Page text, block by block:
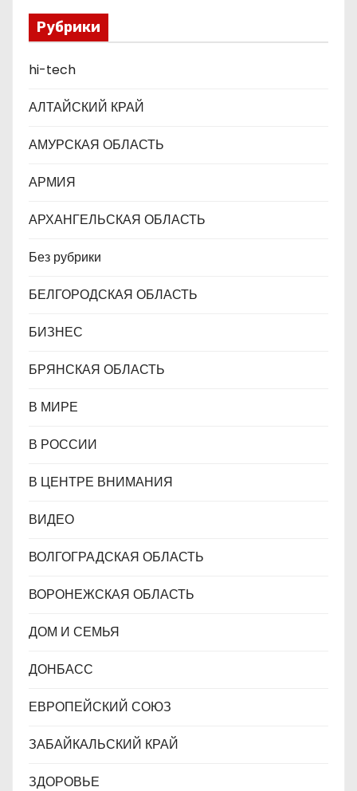
п
м
Рубрики
hi-tech
АЛТАЙСКИЙ КРАЙ
АМУРСКАЯ ОБЛАСТЬ
АРМИЯ
АРХАНГЕЛЬСКАЯ ОБЛАСТЬ
Без рубрики
БЕЛГОРОДСКАЯ ОБЛАСТЬ
БИЗНЕС
БРЯНСКАЯ ОБЛАСТЬ
В МИРЕ
В РОССИИ
В ЦЕНТРЕ ВНИМАНИЯ
ВИДЕО
ВОЛГОГРАДСКАЯ ОБЛАСТЬ
ВОРОНЕЖСКАЯ ОБЛАСТЬ
ДОМ И СЕМЬЯ
ДОНБАСС
ЕВРОПЕЙСКИЙ СОЮЗ
ЗАБАЙКАЛЬСКИЙ КРАЙ
ЗДОРОВЬЕ